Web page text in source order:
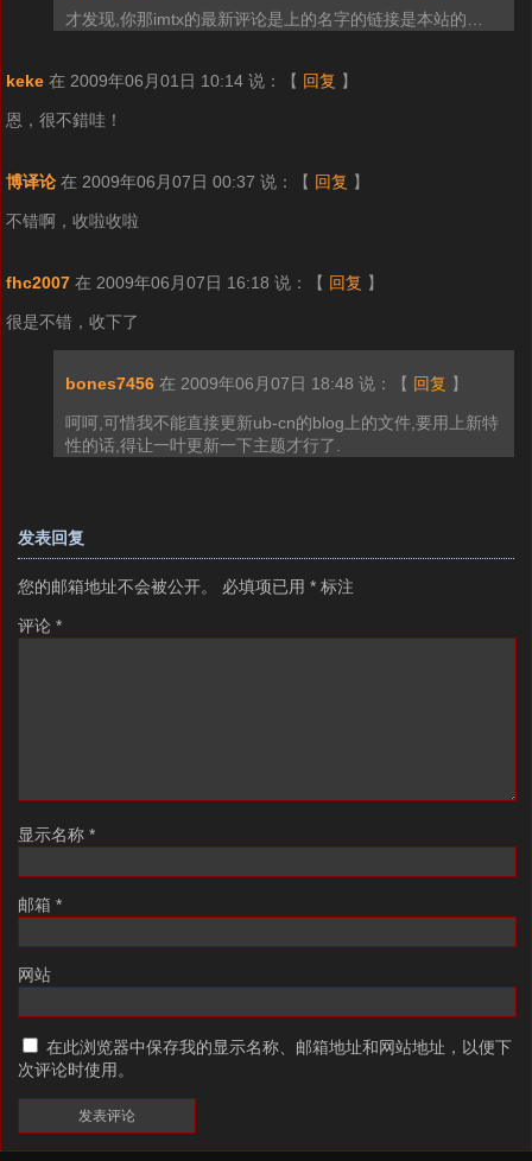
才发现,你那imtx的最新评论是上的名字的链接是本站的…
keke 在 2009年06月01日 10:14 说： 【 回复 】
恩，很不錯哇！
博译论 在 2009年06月07日 00:37 说： 【 回复 】
不错啊，收啦收啦
fhc2007 在 2009年06月07日 16:18 说： 【 回复 】
很是不错，收下了
bones7456 在 2009年06月07日 18:48 说： 【 回复 】
呵呵,可惜我不能直接更新ub-cn的blog上的文件,要用上新特
性的话,得让一叶更新一下主题才行了.
发表回复
您的邮箱地址不会被公开。 必填项已用 * 标注
评论 *
显示名称 *
邮箱 *
网站
在此浏览器中保存我的显示名称、邮箱地址和网站地址，以便下
次评论时使用。